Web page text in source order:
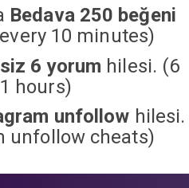
Bedava 250 beğeni
10 minutes)
6 yorum hilesi. (6
hours)
unfollow hilesi.
unfollow cheats)